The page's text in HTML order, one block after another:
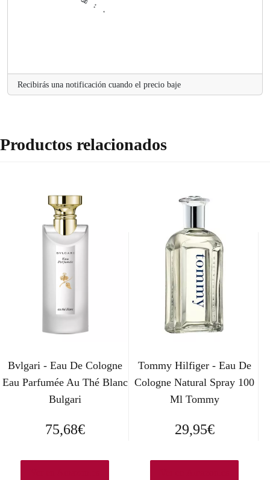
Recibirás una notificación cuando el precio baje
Productos relacionados
Bvlgari - Eau De Cologne
Eau Parfumée Au Thé Blanc
Bulgari
75,68€
Tommy Hilfiger - Eau De
Cologne Natural Spray 100
Ml Tommy
29,95€